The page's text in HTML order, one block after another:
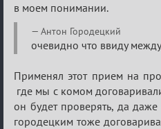
в моем понимании.
Антон Городецкий
очевидно что ввиду
Применял этот прием на
где мы с комом
он будет проверять, да
городецким тоже